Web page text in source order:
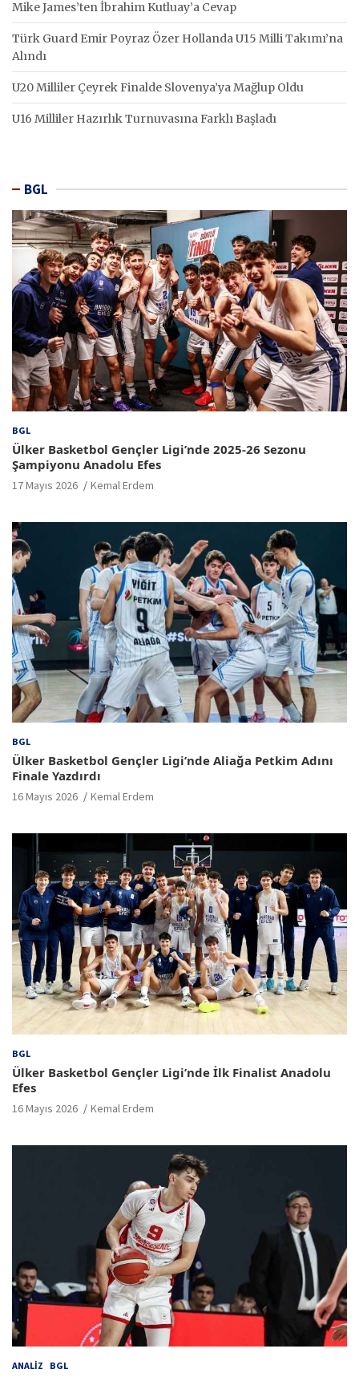
Mike James’ten İbrahim Kutluay’a Cevap
Türk Guard Emir Poyraz Özer Hollanda U15 Milli Takımı’na
Alındı
U20 Milliler Çeyrek Finalde Slovenya’ya Mağlup Oldu
U16 Milliler Hazırlık Turnuvasına Farklı Başladı
BGL
BGL
Ülker Basketbol Gençler Ligi’nde 2025-26 Sezonu
Şampiyonu Anadolu Efes
17 Mayıs 2026 Kemal Erdem
BGL
Ülker Basketbol Gençler Ligi’nde Aliağa Petkim Adını
Finale Yazdırdı
16 Mayıs 2026 Kemal Erdem
BGL
Ülker Basketbol Gençler Ligi’nde İlk Finalist Anadolu
Efes
16 Mayıs 2026 Kemal Erdem
ANALIZ BGL